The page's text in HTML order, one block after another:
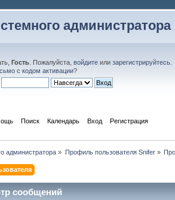
администратора
Гость . Пожалуйста, войдите или зарегистрируйтесь
с кодом активации?
Поиск Календарь Вход Регистрация
администратора » Профиль пользователя Snifer»
сообщений